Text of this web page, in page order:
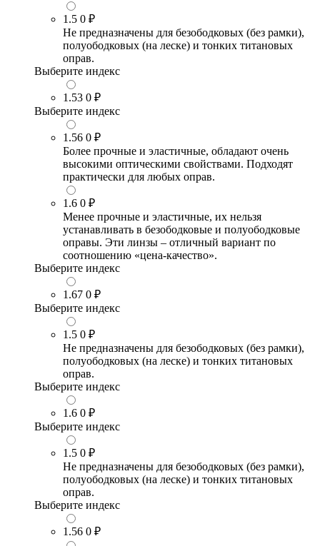
1.5 0 ₽
Не предназначены для безободковых (без рамки),
полуободковых (на леске) и тонких титановых
оправ.
Выберите индекс
1.53 0 ₽
Выберите индекс
1.56 0 ₽
Более прочные и эластичные, обладают очень
высокими оптическими свойствами. Подходят
практически для любых оправ.
1.6 0 ₽
Менее прочные и эластичные, их нельзя
устанавливать в безободковые и полуободковые
оправы. Эти линзы – отличный вариант по
соотношению «цена-качество».
Выберите индекс
1.67 0 ₽
Выберите индекс
1.5 0 ₽
Не предназначены для безободковых (без рамки),
полуободковых (на леске) и тонких титановых
оправ.
Выберите индекс
1.6 0 ₽
Выберите индекс
1.5 0 ₽
Не предназначены для безободковых (без рамки),
полуободковых (на леске) и тонких титановых
оправ.
Выберите индекс
1.56 0 ₽